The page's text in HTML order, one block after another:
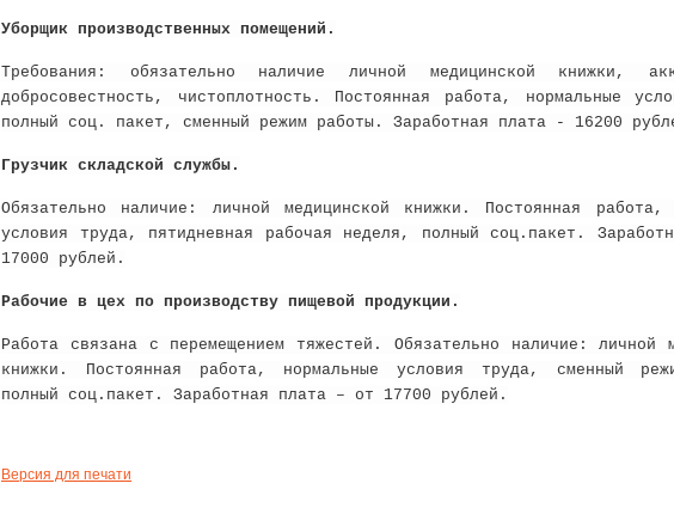
Уборщик производственных помещений.
Требования: обязательно наличие личной медицинской книжки,
добросовестность, чистоплотность. Постоянная работа, нормальные
полный соц. пакет, сменный режим работы. Заработная плата - 16200
Грузчик складской службы.
Обязательно наличие: личной медицинской книжки. Постоянная работа,
условия труда, пятидневная рабочая неделя, полный соц.пакет.
17000 рублей.
Рабочие в цех по производству пищевой продукции.
Работа связана с перемещением тяжестей.
Обязательно наличие: личной
книжки. Постоянная работа, нормальные условия труда, сменный
полный соц.пакет. Заработная плата – от 17700 рублей.
Версия для печати